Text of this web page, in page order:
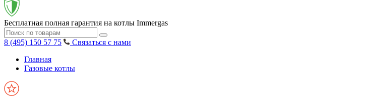
Бесплатная полная гарантия на котлы Immergas
8 (495) 150 57 75
Связаться с нами
Главная
Газовые котлы